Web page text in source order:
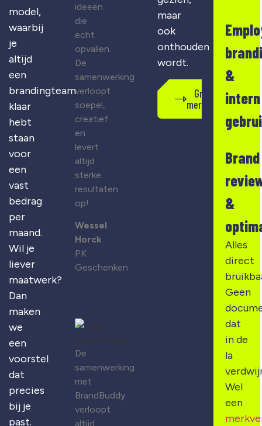
model,
waarbij
je
altijd
een
brandingteam
klaar
hebt
staan
voor
een
vast
bedrag
per
maand.
Wil je
liever
maatwerk?
Dan
maken
we
een
voorstel
dat
precies
bij je
past.
ideeën
die
echt
opvallen.
De
samenwerking
verloopt
soepel,
creatief
en
levert
altijd
sterke
resultaten
op!
Wessel
Horck
PK
Geschenken
De
samenwerking
met
BrandBuddy
verloopt
altijd
maar
ook
onthouden
wordt.
Gratis
merkscan
&
intern
Brand
&
Alles
direct
Geen
dat
in de
la
Wel
een